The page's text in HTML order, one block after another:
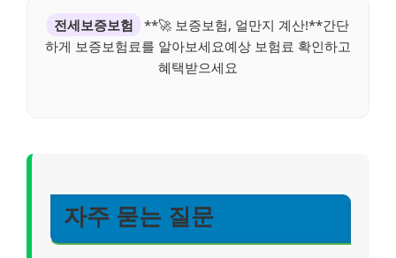
전세보증보험
**🚀 보증보험, 얼만지 계산!**간단
하게 보증보험료를 알아보세요예상 보험료 확인하고
혜택받으세요
자주 묻는 질문